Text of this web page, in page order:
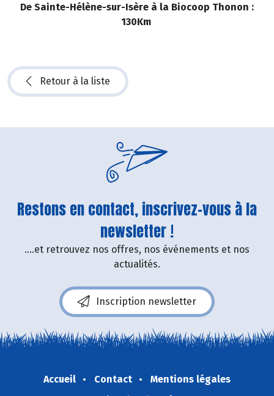
De Sainte-Hélène-sur-Isère à la Biocoop Thonon :
130Km
Retour à la liste
Restons en contact, inscrivez-vous à la
newsletter !
....et retrouvez nos offres, nos événements et nos
actualités.
Inscription newsletter
Accueil Contact
Mentions légales